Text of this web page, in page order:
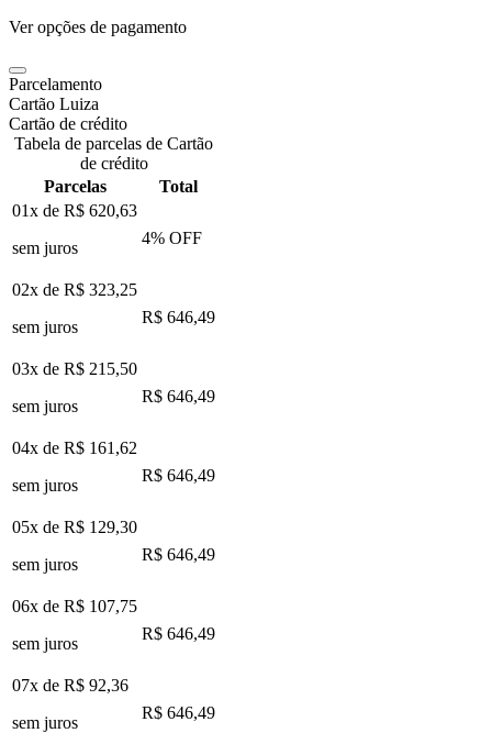
Ver opções de pagamento
Parcelamento
Cartão Luiza
Cartão de crédito
Tabela de parcelas de Cartão
de crédito
Parcelas
Total
01x de R$ 620,63
sem juros
4% OFF
02x de R$ 323,25
sem juros
R$ 646,49
03x de R$ 215,50
sem juros
R$ 646,49
04x de R$ 161,62
sem juros
R$ 646,49
05x de R$ 129,30
sem juros
R$ 646,49
06x de R$ 107,75
sem juros
R$ 646,49
07x de R$ 92,36
sem juros
R$ 646,49